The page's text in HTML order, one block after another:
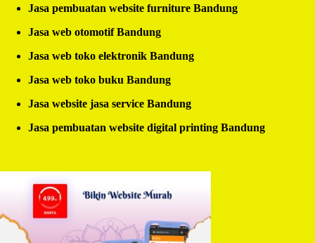
Jasa pembuatan website furniture Bandung
Jasa web otomotif Bandung
Jasa web toko elektronik Bandung
Jasa web toko buku Bandung
Jasa website jasa service Bandung
Jasa pembuatan website digital printing Bandung